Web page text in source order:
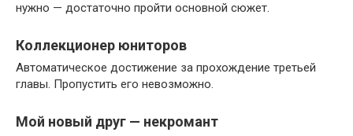
нужно — достаточно пройти основной сюжет.
Коллекционер юниторов
Автоматическое достижение за прохождение третьей
главы. Пропустить его невозможно.
Мой новый друг — некромант